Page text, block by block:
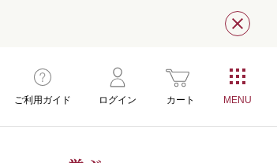
閉じ
ご利用ガイド ログイン カート